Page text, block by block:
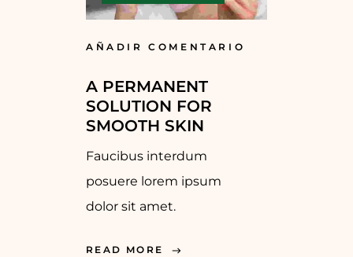
AÑADIR COMENTARIO
A PERMANENT
SOLUTION FOR
SMOOTH SKIN
Faucibus interdum
posuere lorem ipsum
dolor sit amet.
READ MORE